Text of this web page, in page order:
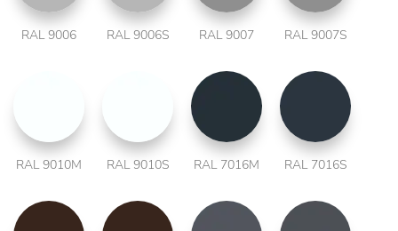
RAL 9006 RAL 9006S RAL 9007 RAL 9007S
RAL 9010M RAL 9010S RAL 7016M RAL 7016S